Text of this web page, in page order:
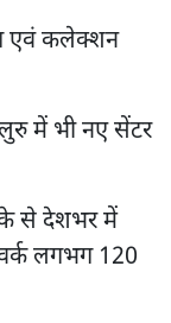
एवं कलेक्शन
में भी नए सेंटर
से देशभर में
लगभग 120